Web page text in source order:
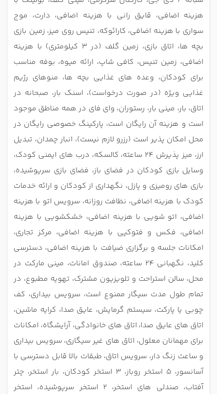
هزینه اضافی، قایق رانی با هزینه اضافی، دارت، موج
سواری با هزینه اضافی، کارائوکه، تنیس روی میز، زمین بازی
بچه ها، اتاق بازی، زمین گلف (در 3 کیلومتری) با هزینه
اضافی، زمین تنیس، کافی شاپ، ارائه میوه، بوفه مناسب
برای کودکان، وعده های غذایی بچه ها، منوهای رژیم
غذایی ویژه (در صورت درخواست)، اسنک بار، صبحانه در
اتاق، بار، مینی بار، رستوران، وای فای در همه مناطق موجود
است و هزینه آن رایگان است، پارکینگ خصوصی رایگان در
محل امکان پذیر است (رزرو لازم نیست)، انبار چمدان، تبدیل
ارز، میز پذیرش 24 ساعته، کالسکه، درب های ایمنی کودک،
وسایل بازی کودکان در فضای باز، فضای بازی سرپوشیده،
بازی های رومیزی و پازل، نگهداری از کودکان و ارائه خدمات
کودک با هزینه اضافی، نظافت روزانه، سرویس اتو با هزینه
اضافی، اتو شویی با هزینه اضافی، خشکشویی با هزینه
اضافی، فکس و فتوکپی با هزینه اضافی، مرکز تجاری،
امکانات جلسه و برگزاری ضیافت با هزینه اضافی، دسترسی
کلید، نگهبانی 24 ساعته، صندوق امانات، مینی مارکت در
محل، سالن استراحت و تلویزیون مشترک، تهویه مطبوع، در
تمام طول مدت سیگار ممنوع است، سرویس بیداری، کف
چوبی یا پارکت، سیستم گرمایش، عایق صدا، کرایه ماشین،
اتاق های عایق صدا، اتاق های خانوادگی، آرایشگاه، امکانات
برای مهمانان معلول، اتاق های غیر سیگاری، سرویس بیداری
و ساعت زنگ دار، سرویس اتاق، طبقات بالا قابل دسترسی با
آسانسور، 5 استخر روباز، 3 استخر کودکان، بار استخر، چتر
آفتاب، صندلی های استخر، 2 استخر سرپوشیده، استخر